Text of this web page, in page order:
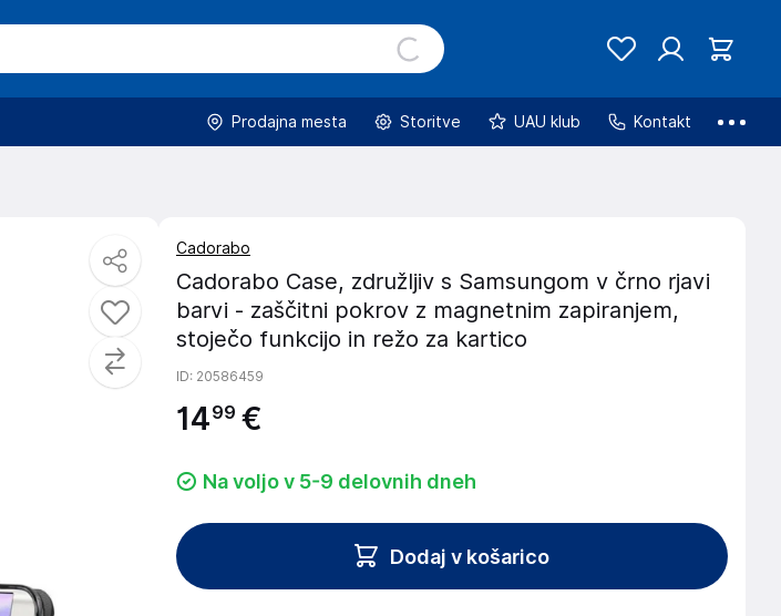
Prodajna mesta Storitve UAU klub Kontakt
Cadorabo
Cadorabo Case, združljiv s Samsungom v črno rjavi
barvi - zaščitni pokrov z magnetnim zapiranjem,
stoječo funkcijo in režo za kartico
ID: 20586459
1499 €
Na voljo v 5-9 delovnih dneh
Dodaj v košarico